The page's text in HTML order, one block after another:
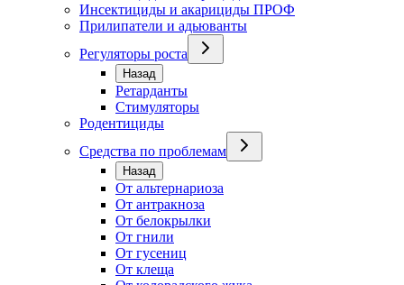
Инсектициды и акарициды ПРОФ
Прилипатели и адьюванты
Регуляторы роста
Назад
Ретарданты
Стимуляторы
Родентициды
Средства по проблемам
Назад
От альтернариоза
От антракноза
От белокрылки
От гнили
От гусениц
От клеща